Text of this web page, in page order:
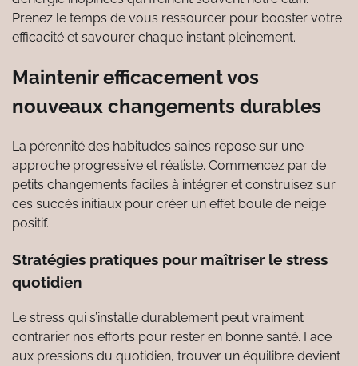
Prenez le temps de vous ressourcer pour booster votre
efficacité et savourer chaque instant pleinement.
Maintenir efficacement vos
nouveaux changements durables
La pérennité des habitudes saines repose sur une
approche progressive et réaliste. Commencez par de
petits changements faciles à intégrer et construisez sur
ces succès initiaux pour créer un effet boule de neige
positif.
Stratégies pratiques pour maîtriser le stress
quotidien
Le stress qui s’installe durablement peut vraiment
contrarier nos efforts pour rester en bonne santé. Face
aux pressions du quotidien, trouver un équilibre devient